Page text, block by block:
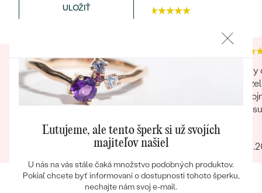
Bestsellery
OBJAVIŤ
ULOŽIŤ
4.9
Úžasný a profesionálny prístup - overenie
objednávky telefonickým rozhovorom.
Nádherný výrobok, ešte krajší ako na fotkách na
stránke. Odporúčam!
co je
fotka
krku).
rucne
Ľutujeme, ale tento šperk si už svojích
majiteľov našiel
U nás na vás stále čaká množstvo podobných produktov.
Pokiaľ chcete byť informovaní o dostupnosti tohoto šperku,
nechajte nám svoj e-mail.